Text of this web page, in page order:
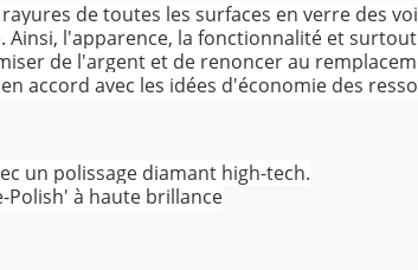
rayures de toutes les surfaces en verre des
Ainsi, l'apparence, la fonctionnalité et
de l'argent et de renoncer au
accord avec les idées d'économie des
un polissage diamant high-tech.
Polish' à haute brillance